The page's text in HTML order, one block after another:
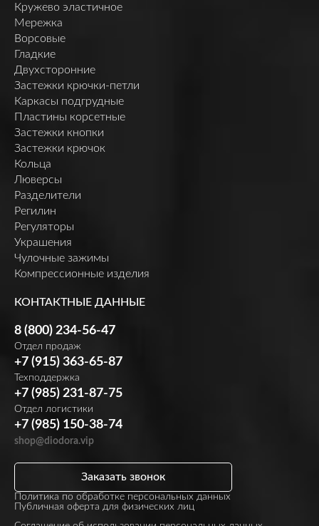
Кружево эластичное
Мережка
Ворсовые
Гладкие
Двухсторонние
Застежки крючки-петли
Каркасы подгрудные
Пластины корсетные
Застежки кнопки
Застежки крючок
Кольца
Люверсы
Разделители
Регилин
Регуляторы
Украшения
Чулочные зажимы
Компрессионные изделия
КОНТАКТНЫЕ ДАННЫЕ
8 (800) 234-56-47
Отдел продаж
+7 (915) 363-65-87
Техподдержка
+7 (985) 231-87-75
Отдел логистики
+7 (985) 150-38-74
shop@diodora.vip
Политика по обработке персональных данных
Публичная оферта для физических лиц
Заказать звонок